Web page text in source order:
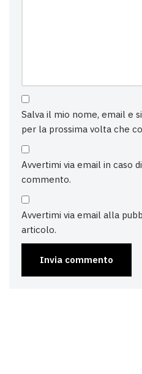
Salva il mio nome, email e
per la prossima volta che
Avvertimi via email in caso
commento.
Avvertimi via email alla
articolo.